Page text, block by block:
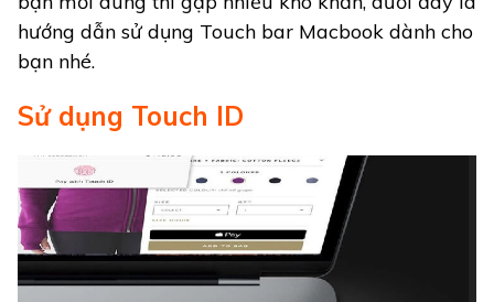
hướng dẫn sử dụng Touch bar Macbook dành cho
bạn nhé.
Sử dụng Touch ID